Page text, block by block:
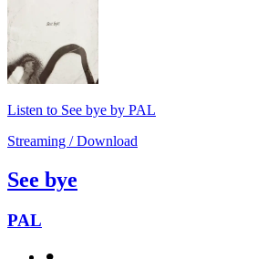
Listen to See bye by PAL
Streaming / Download
See bye
PAL